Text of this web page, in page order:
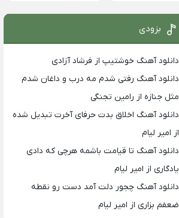
بزودی
دانلود آهنگ خوشتیپ از فرشاد آزادی
دانلود آهنگ رفتی شدم مه درب و داغان شدم
مثل جنازه از رامین تجنگی
دانلود آهنگ اخلاق بدت حرفای آخرت تبدیل شده
از امیر لیام
دانلود آهنگ تا قیامت باشمه هرچی که دادی
یادگاری از امیر لیام
دانلود آهنگ چجور دلت آمد دست رو نقطه
ضعفم بزاری از امیر لیام